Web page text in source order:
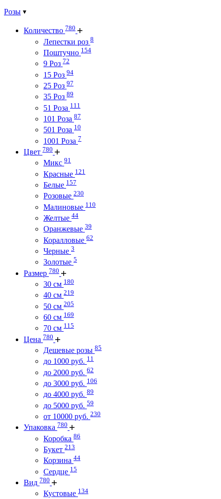
Розы
Количество 780
Лепестки роз 8
Поштучно 154
9 Роз 72
15 Роз 94
25 Роз 97
35 Роз 89
51 Роза 111
101 Роза 87
501 Роза 10
1001 Роза 7
Цвет 780
Микс 91
Красные 121
Белые 157
Розовые 230
Малиновые 110
Желтые 44
Оранжевые 39
Коралловые 62
Черные 3
Золотые 5
Размер 780
30 см 180
40 см 219
50 см 205
60 см 169
70 см 115
Цена 780
Дешевые розы 85
до 1000 руб. 11
до 2000 руб. 62
до 3000 руб. 106
до 4000 руб. 89
до 5000 руб. 59
от 10000 руб. 230
Упаковка 780
Коробка 86
Букет 213
Корзина 44
Сердце 15
Вид 780
Кустовые 134